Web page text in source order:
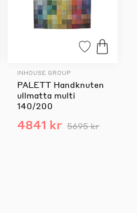
INHOUSE GROUP
PALETT Handknuten
ullmatta multi
140/200
4841 kr 5695 kr